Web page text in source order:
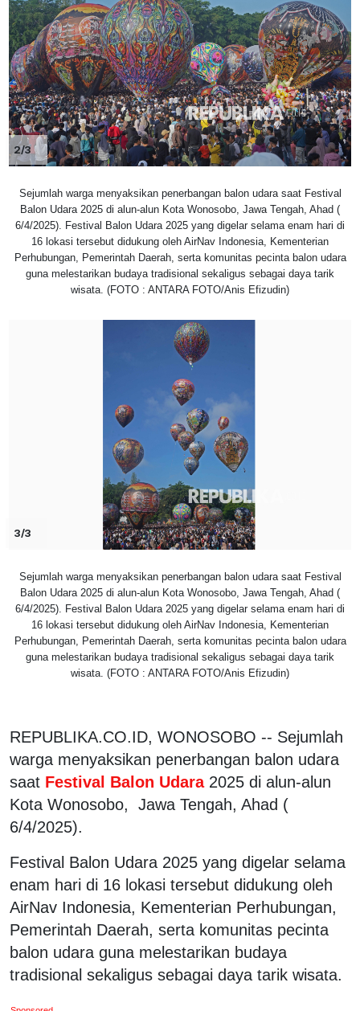
2/3
Sejumlah warga menyaksikan penerbangan balon udara saat Festival
Balon Udara 2025 di alun-alun Kota Wonosobo, Jawa Tengah, Ahad (
6/4/2025). Festival Balon Udara 2025 yang digelar selama enam hari di
16 lokasi tersebut didukung oleh AirNav Indonesia, Kementerian
Perhubungan, Pemerintah Daerah, serta komunitas pecinta balon udara
guna melestarikan budaya tradisional sekaligus sebagai daya tarik
wisata. (FOTO : ANTARA FOTO/Anis Efizudin)
3/3
Sejumlah warga menyaksikan penerbangan balon udara saat Festival
Balon Udara 2025 di alun-alun Kota Wonosobo, Jawa Tengah, Ahad (
6/4/2025). Festival Balon Udara 2025 yang digelar selama enam hari di
16 lokasi tersebut didukung oleh AirNav Indonesia, Kementerian
Perhubungan, Pemerintah Daerah, serta komunitas pecinta balon udara
guna melestarikan budaya tradisional sekaligus sebagai daya tarik
wisata. (FOTO : ANTARA FOTO/Anis Efizudin)
REPUBLIKA.CO.ID, WONOSOBO -- Sejumlah
warga menyaksikan penerbangan balon udara
saat Festival Balon Udara 2025 di alun-alun
Kota Wonosobo,
Jawa Tengah, Ahad (
6/4/2025).
Festival Balon Udara 2025 yang digelar selama
enam hari di 16 lokasi tersebut didukung oleh
AirNav Indonesia, Kementerian Perhubungan,
Pemerintah Daerah, serta komunitas pecinta
balon udara guna melestarikan budaya
tradisional sekaligus sebagai daya tarik wisata.